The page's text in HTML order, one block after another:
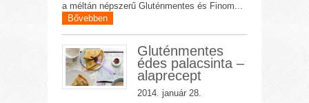
a méltán népszerű Gluténmentes és Finom...
Bővebben
Gluténmentes
édes palacsinta –
alaprecept
2014. január 28.